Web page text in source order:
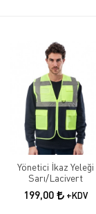
Yönetici İkaz Yeleği
Sarı/Lacivert
199,00 +KDV